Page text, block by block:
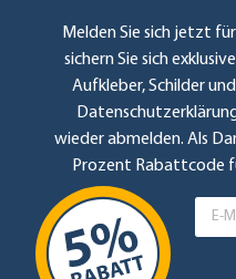
Melden Sie sich jetzt
sichern Sie sich
Aufkleber, Schilder
wieder abmelden. Als
Prozent Rabattcode